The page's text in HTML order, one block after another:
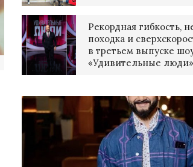
Рекордная гибкость,
походка и
в третьем выпуске
«Удивительные люди»